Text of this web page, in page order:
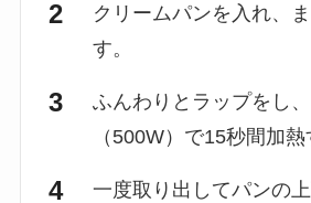
クリームパンを入れ、
す。
ふんわりとラップをし
（500W）で15秒間加熱
一度取り出してパンの